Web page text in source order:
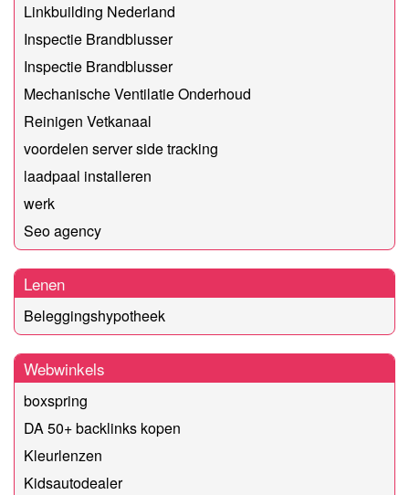
Linkbuilding Nederland
Inspectie Brandblusser
Inspectie Brandblusser
Mechanische Ventilatie Onderhoud
Reinigen Vetkanaal
voordelen server side tracking
laadpaal installeren
werk
Seo agency
Lenen
Beleggingshypotheek
Webwinkels
boxspring
DA 50+ backlinks kopen
Kleurlenzen
Kidsautodealer